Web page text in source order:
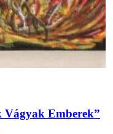
Vágyak Emberek”